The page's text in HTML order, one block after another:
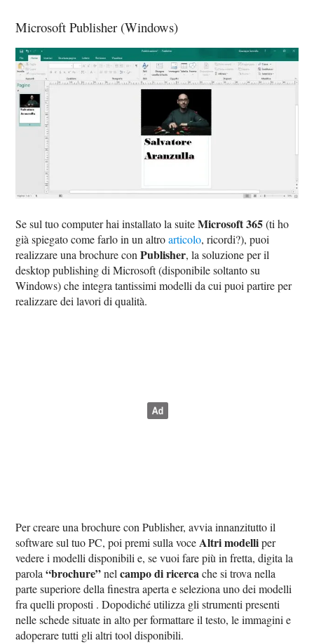
Microsoft Publisher (Windows)
Se sul tuo computer hai installato la suiteMicrosoft 365(ti ho
già spiegato come farlo in un altroarticolo, ricordi?), puoi
realizzare una brochure conPublisher, la soluzione per il
desktop publishing di Microsoft (disponibile soltanto su
Windows) che integra tantissimi modelli da cui puoi partire per
realizzare dei lavori di qualità.
Per creare una brochure con Publisher, avvia innanzitutto il
software sul tuo PC, poi premi sulla voce Altri modelliper
vedere i modelli disponibili e, se vuoi fare più in fretta, digita la
parola“brochure”nelcampo di ricercache si trova nella
parte superiore della finestra aperta e seleziona uno dei modelli
fra quelli proposti . Dopodiché utilizza gli strumenti presenti
nelle schede situate in alto per formattare il testo, le immagini e
adoperare tutti gli altri tool disponibili.